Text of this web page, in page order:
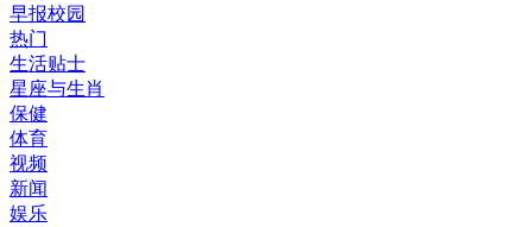
早报校园
热门
生活贴士
星座与生肖
保健
体育
视频
新闻
娱乐